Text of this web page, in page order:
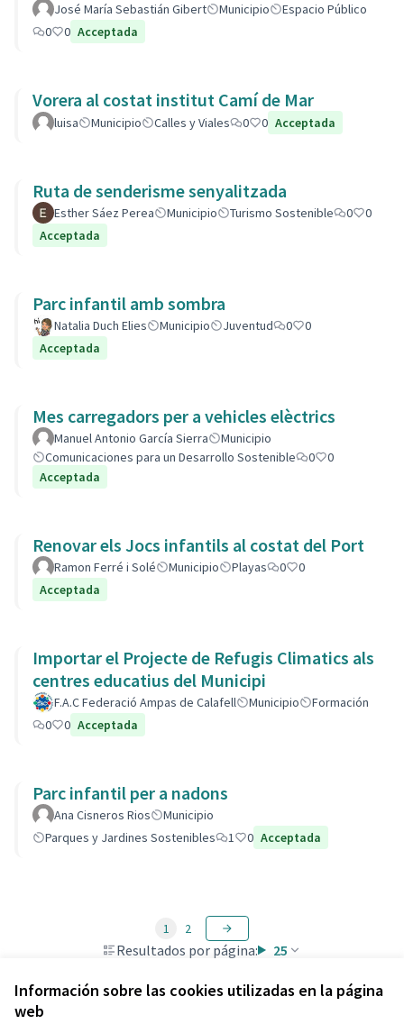
Información sobre las cookies utilizadas en la página
web
José María Sebastián Gibert Municipio
Espacio Público
0
0 Acceptada
Vorera al costat institut Camí de Mar
luisa Municipio Calles y Viales 0 0 Acceptada
Ruta de senderisme senyalitzada
Esther Sáez Perea Municipio Turismo Sostenible 0
0
Acceptada
Parc infantil amb sombra
Natalia Duch Elies Municipio Juventud 0
0
Acceptada
Mes carregadors per a vehicles elèctrics
Manuel Antonio García Sierra
Municipio
Comunicaciones para un Desarrollo Sostenible
0
0
Acceptada
Renovar els Jocs infantils al costat del Port
Ramon Ferré i Solé Municipio Playas 0
0
Acceptada
Importar el Projecte de Refugis Climatics als
centres educatius del Municipi
F.A.C Federació Ampas de Calafell Municipio
Formación
0
0 Acceptada
Parc infantil per a nadons
Ana Cisneros Rios
Municipio
Parques y Jardines Sostenibles
1 0 Acceptada
Resultados por página: 25
1 2